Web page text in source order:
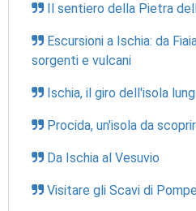
Il sentiero della Pietra
Escursioni a Ischia: da
sorgenti e vulcani
Ischia, il giro dell'isola
Procida, un'isola da
Da Ischia al Vesuvio
Visitare gli Scavi di